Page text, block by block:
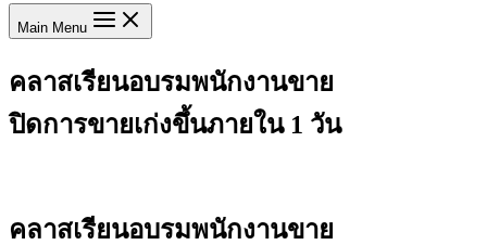
Main Menu
คลาสเรียนอบรมพนักงานขาย
ปิดการขายเก่งขึ้นภายใน 1 วัน
คลาสเรียนอบรมพนักงานขาย